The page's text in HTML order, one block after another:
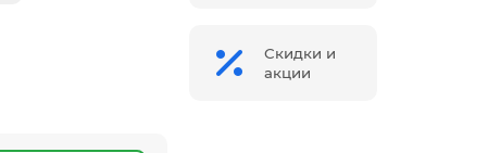
Скидки и
акции